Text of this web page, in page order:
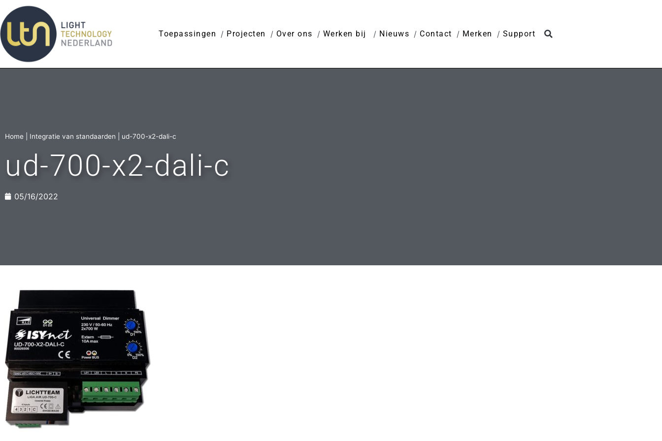
Toepassingen Projecten Over ons Werken bij Nieuws Contact Merken Support
Home Integratie van standaarden ud-700-x2-dali-c
ud-700-x2-dali-c
05/16/2022